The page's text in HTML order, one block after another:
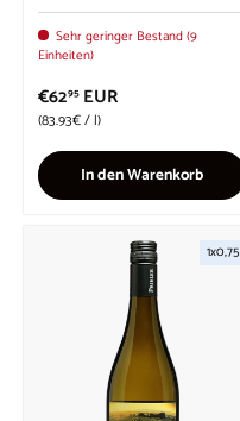
Sehr geringer Bestand (9
Einheiten)
€6295 EUR
Grundpreis
83.93€/l
In den Warenkorb
1x0,75